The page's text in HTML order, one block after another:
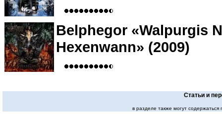
Belphegor «Walpurgis
Hexenwann» (2009)
Статьи и
в разделе также могут